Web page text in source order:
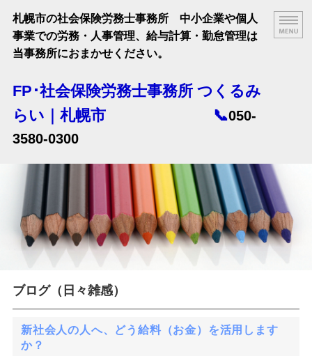
札幌市の社会保険労務士事務所 中小企業や個人
事業での労務・人事管理、給与計算・勤怠管理は
当事務所におまかせください。
FP･社会保険労務士事務所 つくるみ
らい｜札幌市 📞050-
3580-0300
HOME
業務案内
料金案内
事務所ご案内
ブログ（日々雑感）
新社会人の人へ、どう給料（お金）を活用します
か？